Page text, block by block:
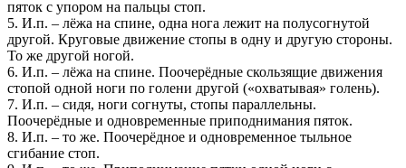
пяток с упором на пальцы стоп.
5. И.п. – лёжа на спине, одна нога лежит на полусогнутой
другой. Круговые движение стопы в одну и другую стороны.
То же другой ногой.
6. И.п. – лёжа на спине. Поочерёдные скользящие движения
стопой одной ноги по голени другой («охватывая» голень).
7. И.п. – сидя, ноги согнуты, стопы параллельны.
Поочерёдные и одновременные приподнимания пяток.
8. И.п. – то же. Поочерёдное и одновременное тыльное
сгибание стоп.